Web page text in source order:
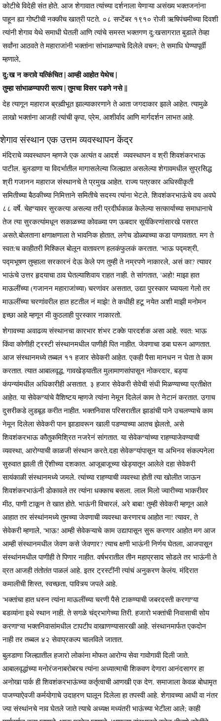
कोटीचे विदेही संत होते. आज शेगावात त्यांच्या दर्शनाला येणाऱ्या असंख्य भक्तजनांना
पाहून ह्या गोष्टीची नक्कीच खात्री पटते. ०८ सप्टेंबर १९१० रोजी ऋषिपंचमीच्या दिवशी
त्यांनी शेगाव येथे समाधी घेतली आणि त्यांचे समस्त भक्तगण दु:खसागरात बुडाले तेव्हा
सर्वांना आठवते ते महाराजांनी भक्तांना सांभाळण्याचे दिलेले वचन; ते समाधि घेण्यापूर्वी
म्हणाले,
दु:ख न करावे यत्किंचित | आम्ही आहोत येथेच |
तुम्हा सांभाळण्यापरी सत्य | तुमचा विसर पडणे नसे ||
देह त्यागून महाराज ब्रह्मीभूत झाल्याकारणाने ते आता जगदाकार झाले आहेत. त्यामुळे
लाखो भक्तांना आजही त्यांची कृपा, प्रेम, आशीर्वाद आणि मार्गदर्शन लाभत आहे.
शेगाव संस्थान एक उत्तम व्यवस्थापन केंद्र
मंदिराचे व्यवस्थापन म्हणजे एक अत्यंत व आदर्श व्यवस्थापन व श्री शिवशंकरभाऊ
पाटील. बुलडाणा या विदर्भातील मागासलेल्या जिल्ह्यात असलेल्या शेगावमधील सुप्रसिद्ध
श्री गजानन महाराज संस्थानचे ते प्रमुख आहेत. राज्य पत्रकार अधिस्वीकृती
समितीच्या बैठकीच्या निमित्ताने समितीचे सदस्य त्यांना भेटले. शिवशंकरभाऊंचे वय अवघे
८८ वर्षे. चेहºयावर सुरकत्या असल्या तरी प्रदीर्घकाळ केलेल्या सत्कार्याच्या समाधानाचे
तेज त्या सुरकत्यांमधून सकाळच्या कोवळ्या पण ऊबदार सूर्यकिरणांसारखे पसरत
असते.बोलताना क्षणाक्षणाला ते भावनिक होतात, लगेच डोळ्याच्या कडा पाणावतात. मग ते
स्वत:च काहीतरी मिश्किल बोलून वातावरण हलकंफुलकं करतात. 'भाऊ पद्मश्री,
पद्मभूषण तुम्हाला सरकारनं देऊ केले पण तुम्ही ते नम्रपणे नाकारले, असं का? त्यावर
भाऊंचे उत्तर हृदयाचा ठाव घेतल्याशिवाय राहत नाही. ते सांगतात, 'अहो! माझा हात
माऊलींच्या (गजानन महाराजांच्या) चरणांवर असतात, उद्या पुरस्कार घ्यायला गेलो तर
माऊलींच्या चरणांवरील हात हटतील नं माझे! ते कधीही हटू नयेत अशी माझी मनोमन
इच्छा आहे म्हणून मी कुठलाही पुरस्कार नाकारतो.
शेगावच्या अवाढव्य संस्थानचा कारभार शंभर टक्के पारदर्शक असा आहे. स्वत: भाऊ
किंवा कोणीही ट्रस्टी संस्थानमधील पाणीही पित नाहीत. जेवणाचा डबा घरून आणतात.
आज संस्थानमध्ये तब्बल ११ हजार सेवेकरी आहेत. एकही पैसा मानधन न घेता ते काम
करतात. त्यात आबालवृद्ध, गावखेड्यातील मुलामाणसांपासून नोकरदार, बड्या
कंपन्यांमधील अधिकारीही असतात. ३ हजार सेवेकरी सेवेची संधी मिळण्याच्या प्रतीक्षेत
आहेत. या सेवेकºयांचे वैशिष्टय म्हणजे त्यांना नेमून दिलेलं काम ते नेटानं करतात. उगाच
दुसरीकडे लुडबूड करीत नाहीत. भक्तनिवास परिसरातील झाडांची पाने उचलण्याचे काम
नेमून दिलेला सेवेकरी पान झाडावरून खाली पडण्याच्या आतच झेलतो, असे
शिवशंकरभाऊ कौतुकमिश्रित नजरेनं सांगतात. या सेवेकºयांच्या राहण्याजेवण्याची
व्यवस्था, आरोग्याची काळजी संस्थान करते.दहा सेवेकºयांपासून या अभिनव संकल्पनेला
सुरुवात झाली ती ऐंशीच्या दशकात. आजूबाजूच्या खेड्यातून आलेले दहा सेवेकरी
सायंकाळी संस्थानमध्ये जमले. त्यांच्या राहण्याची व्यवस्था होती त्या खोलीत जाऊन
शिवशंकरभाऊंनी डोकावले तर त्यांना धक्काच बसला. लाल मिलो ज्वारीच्या भाकरीवर
मीठ, पाणी टाकून ते खात होते. भाऊंनी विचारलं, अरे बाबा! तुम्ही सेवेकरी म्हणून आले
आहात तर संस्थांनमध्ये तुमच्या जेवणाची व्यवस्था करणारच आहोत ना! त्यावर, ते
सेवेकरी म्हणाले, 'भाऊ! आम्ही सेवेकऱ्याचे काम उद्यापासून सुरू करणार आहोत मग आज
आम्ही संस्थानमधील जेवण कसे जेवणार? त्याच क्षणी भाऊंनी निर्णय घेतला, आजपासून
संस्थांनमधील पाणीही ते पिणार नाहीत. वर्षभरातील तीन महाप्रसाद सोडले तर भाऊंनी ते
व्रत आजही तंतोतंत पाळलं आहे. इतर ट्रस्टींनी त्यांचं अनुकरण केलंय. मंदिरात
कमालीची शिस्त, स्वच्छता, पावित्र्य जपले आहे.
'भक्तांचा हात धरुन त्यांना माऊलींच्या चरणी पैसे टाकण्याची जबरदस्ती करणाºया
बडव्यांना इथे स्थान नाही. ते सगळे चंद्रभागेच्या तिरी. हजारो भक्तांची निवासाची सोय
करणाºया भक्तनिवासांमधील टापटीप वाखाणण्यासारखी आहे. संस्थानमार्फत एकदोन
नाही तर तब्बल ४२ सेवाप्रकल्प चालविले जातात.
बुलडाणा जिल्ह्यातील हजारो लोकांना मोफत आरोग्य सेवा गावोगावी दिली जाते.
आबालवृद्धांच्या मनोरंजनाबरोबरच त्यांना अध्यात्माची शिकवण देणारा आनंदसागर हा
अनोखा पार्क ही शिवशंकरभाऊंच्या कर्तृत्वाची आणखी एक देण. समाजाला केवळ बोधामृत
पाजण्याऐवजी कर्मयोगाचे उदाहरण घालून दिलेला हा तपस्वी आहे. शेगावच्या आधी वा नंतर
ज्या संस्थांनचे नाव घेतले जाते त्याचे अध्यक्ष मध्यंतरी भाऊंच्या भेटीला आले; काही